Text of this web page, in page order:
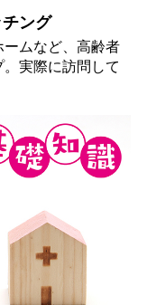
チング
ムなど、高齢者
実際に訪問して